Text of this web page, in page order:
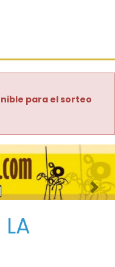
para el sorteo
LA